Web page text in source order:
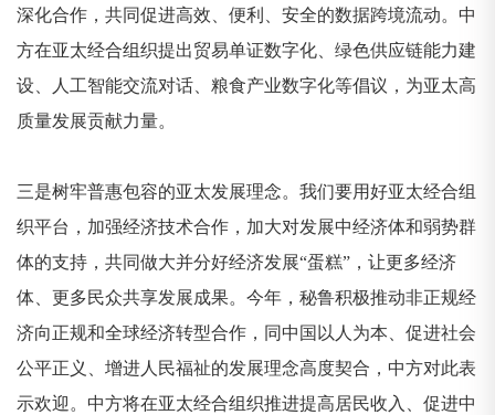
深化合作，共同促进高效、便利、安全的数据跨境流动。中
方在亚太经合组织提出贸易单证数字化、绿色供应链能力建
设、人工智能交流对话、粮食产业数字化等倡议，为亚太高
质量发展贡献力量。
三是树牢普惠包容的亚太发展理念。我们要用好亚太经合组
织平台，加强经济技术合作，加大对发展中经济体和弱势群
体的支持，共同做大并分好经济发展“蛋糕”，让更多经济
体、更多民众共享发展成果。今年，秘鲁积极推动非正规经
济向正规和全球经济转型合作，同中国以人为本、促进社会
公平正义、增进人民福祉的发展理念高度契合，中方对此表
示欢迎。中方将在亚太经合组织推进提高居民收入、促进中